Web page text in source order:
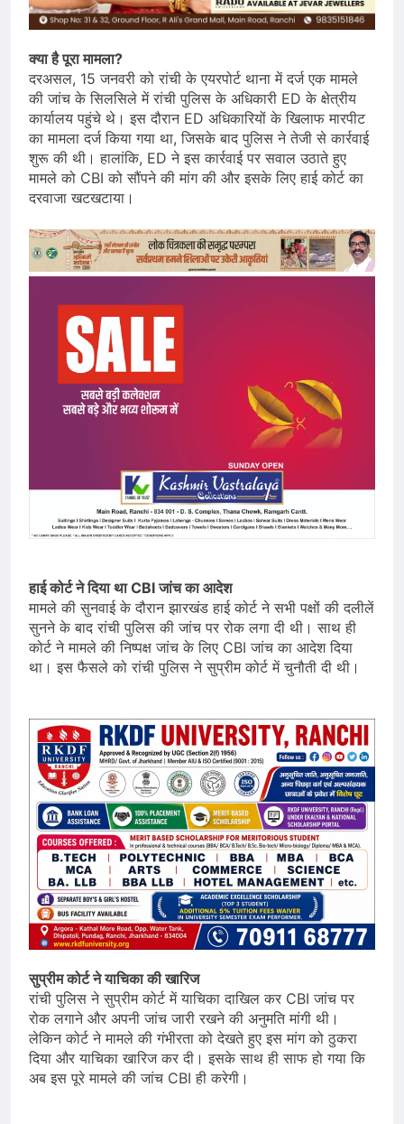
क्या है पूरा मामला?
दरअसल, 15 जनवरी को रांची के एयरपोर्ट थाना में दर्ज एक मामले
की जांच के सिलसिले में रांची पुलिस के अधिकारी ED के क्षेत्रीय
कार्यालय पहुंचे थे। इस दौरान ED अधिकारियों के खिलाफ मारपीट
का मामला दर्ज किया गया था, जिसके बाद पुलिस ने तेजी से कार्रवाई
शुरू की थी। हालांकि, ED ने इस कार्रवाई पर सवाल उठाते हुए
मामले को CBI को सौंपने की मांग की और इसके लिए हाई कोर्ट का
दरवाजा खटखटाया।
हाई कोर्ट ने दिया था CBI जांच का आदेश
मामले की सुनवाई के दौरान झारखंड हाई कोर्ट ने सभी पक्षों की दलीलें
सुनने के बाद रांची पुलिस की जांच पर रोक लगा दी थी। साथ ही
कोर्ट ने मामले की निष्पक्ष जांच के लिए CBI जांच का आदेश दिया
था। इस फैसले को रांची पुलिस ने सुप्रीम कोर्ट में चुनौती दी थी।
सुप्रीम कोर्ट ने याचिका की खारिज
रांची पुलिस ने सुप्रीम कोर्ट में याचिका दाखिल कर CBI जांच पर
रोक लगाने और अपनी जांच जारी रखने की अनुमति मांगी थी।
लेकिन कोर्ट ने मामले की गंभीरता को देखते हुए इस मांग को ठुकरा
दिया और याचिका खारिज कर दी। इसके साथ ही साफ हो गया कि
अब इस पूरे मामले की जांच CBI ही करेगी।